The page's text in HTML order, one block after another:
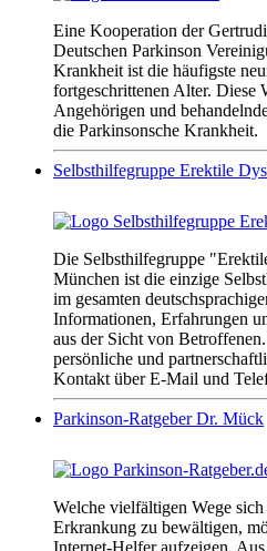
Eine Kooperation der
Deutschen Parkinson
Krankheit ist die häufigste
fortgeschrittenen Alter. Diese
Angehörigen und
die Parkinsonsche Krankheit.
Selbsthilfegruppe Erektile
Die Selbsthilfegruppe
München ist die einzige
im gesamten
Informationen, Erfahrungen
aus der Sicht von
persönliche und
Kontakt über E-Mail und
Parkinson-Ratgeber Dr. Mück
Welche vielfältigen Wege
Erkrankung zu bewältigen,
Internet-Helfer aufzeigen.